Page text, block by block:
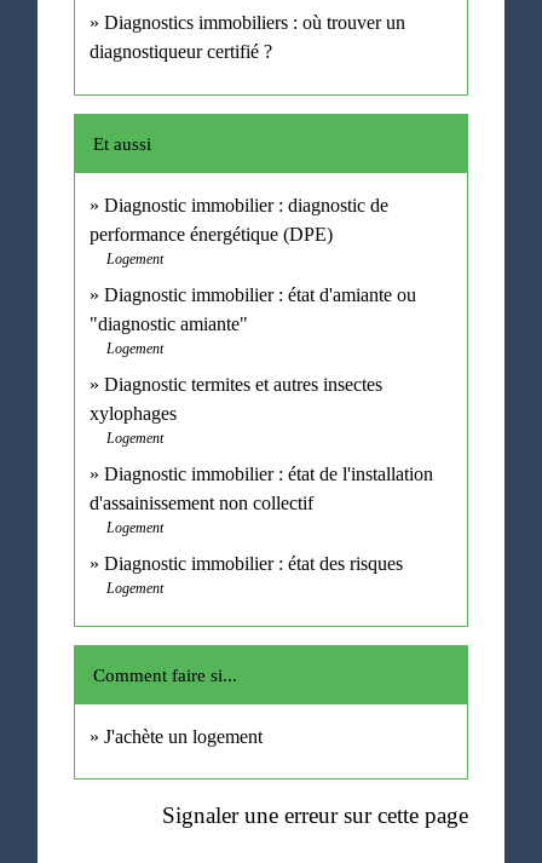
Diagnostics immobiliers : où trouver un
diagnostiqueur certifié ?
Et aussi
Diagnostic immobilier : diagnostic de
performance énergétique (DPE)
Logement
Diagnostic immobilier : état d'amiante ou
"diagnostic amiante"
Logement
Diagnostic termites et autres insectes
xylophages
Logement
Diagnostic immobilier : état de l'installation
d'assainissement non collectif
Logement
Diagnostic immobilier : état des risques
Logement
Comment faire si...
J'achète un logement
Signaler une erreur sur cette page